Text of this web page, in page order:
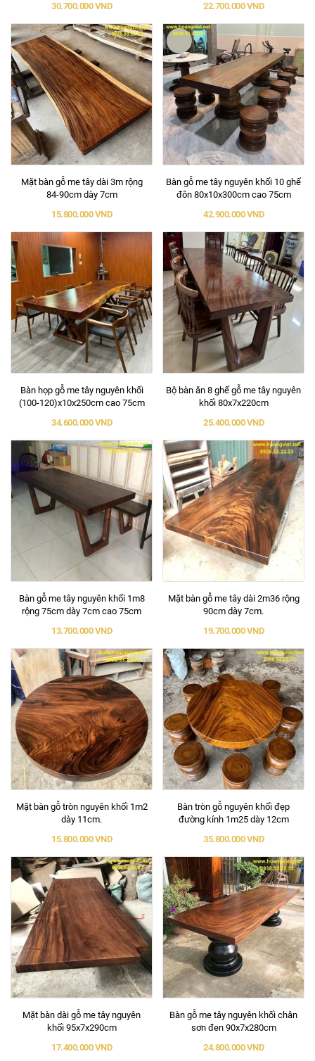
30.700.000 VND
22.700.000 VND
Mặt bàn gỗ me tây dài 3m rộng
84-90cm dày 7cm
15.800.000 VND
Bàn gỗ me tây nguyên khối 10 ghế
đôn 80x10x300cm cao 75cm
42.900.000 VND
Bàn họp gỗ me tây nguyên khối
(100-120)x10x250cm cao 75cm
34.600.000 VND
Bộ bàn ăn 8 ghế gỗ me tây nguyên
khối 80x7x220cm
25.400.000 VND
Bàn gỗ me tây nguyên khối 1m8
rộng 75cm dày 7cm cao 75cm
13.700.000 VND
Mặt bàn gỗ me tây dài 2m36 rộng
90cm dày 7cm.
19.700.000 VND
Mặt bàn gỗ tròn nguyên khối 1m2
dày 11cm.
15.800.000 VND
Bàn tròn gỗ nguyên khối đẹp
đường kính 1m25 dày 12cm
35.800.000 VND
Mặt bàn dài gỗ me tây nguyên
khối 95x7x290cm
17.400.000 VND
Bàn gỗ me tây nguyên khối chân
sơn đen 90x7x280cm
24.800.000 VND